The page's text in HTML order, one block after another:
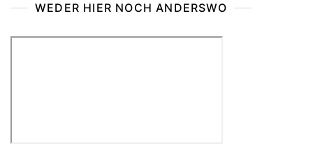
WEDER HIER NOCH ANDERSWO